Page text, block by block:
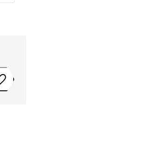
Toevoegen aan verlanglijstje